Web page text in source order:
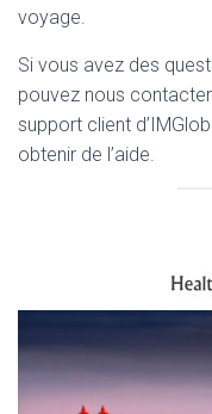
voyage.
Si vous avez des
pouvez nous
support client
obtenir de l’aide.